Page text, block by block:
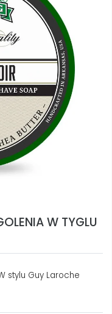
W TYGLU
stylu Guy Laroche